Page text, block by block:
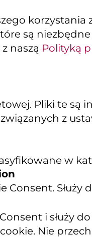
korzystania
są
naszą Polityką
Pliki te są
z
w
Consent.
i służy
Nie